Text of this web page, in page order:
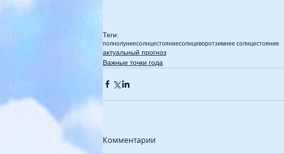
Теги:
полнолуниесолнцестояниесолнцеворотзимнее солнцестояние
актуальный прогноз
Важные точки года
Комментарии